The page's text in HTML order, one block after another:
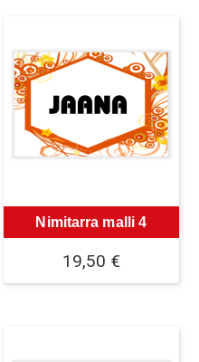
Nimitarra malli 4
19,50 €